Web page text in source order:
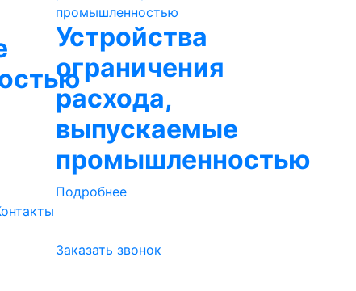
Устройства
ограничения
расхода,
выпускаемые
промышленностью
Подробнее
Заказать звонок